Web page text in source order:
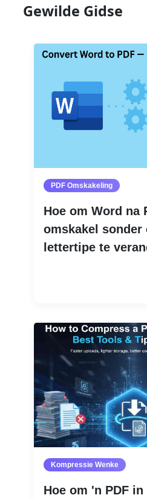
Gewilde Gidse
PDF Omskakeling
Hoe om Word na
omskakel sonder
lettertipe te
Kompressie Wenke
Hoe om 'n PDF